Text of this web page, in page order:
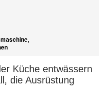
,
Küche entwässern
die Ausrüstung